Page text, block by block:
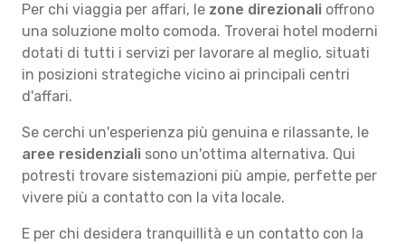
Per chi viaggia per affari, le zone direzionali offrono
una soluzione molto comoda. Troverai hotel moderni
dotati di tutti i servizi per lavorare al meglio, situati
in posizioni strategiche vicino ai principali centri
d'affari.
Se cerchi un'esperienza più genuina e rilassante, le
aree residenziali sono un'ottima alternativa. Qui
potresti trovare sistemazioni più ampie, perfette per
vivere più a contatto con la vita locale.
E per chi desidera tranquillità e un contatto con la